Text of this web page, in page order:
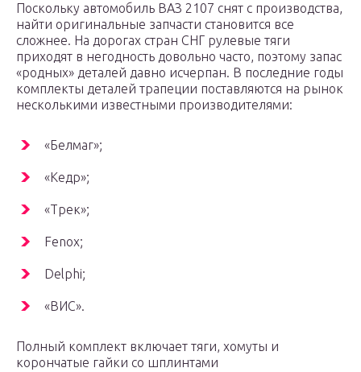
Поскольку автомобиль ВАЗ 2107 снят с производства,
найти оригинальные запчасти становится все
сложнее. На дорогах стран СНГ рулевые тяги
приходят в негодность довольно часто, поэтому запас
«родных» деталей давно исчерпан. В последние годы
комплекты деталей трапеции поставляются на рынок
несколькими известными производителями:
«Белмаг»;
«Кедр»;
«Трек»;
Fenox;
Delphi;
«ВИС».
Полный комплект включает тяги, хомуты и
корончатые гайки со шплинтами